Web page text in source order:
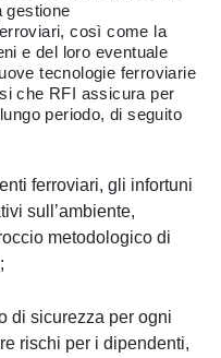
gestione
così come la
e del loro eventuale
tecnologie ferroviarie
che RFI assicura per
periodo, di seguito
ferroviari, gli infortuni
sull’ambiente,
metodologico di
di sicurezza per ogni
rischi per i dipendenti,